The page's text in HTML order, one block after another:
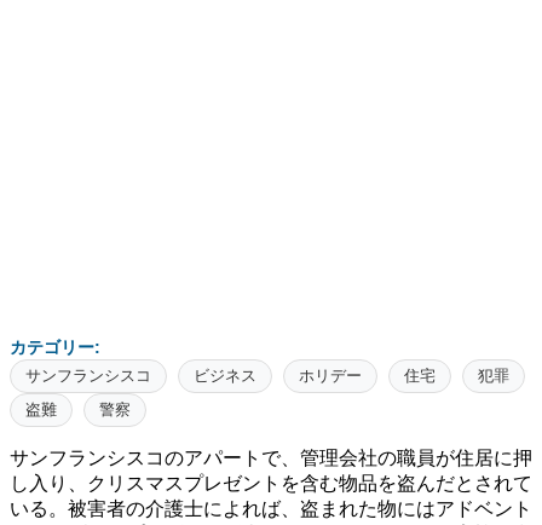
カテゴリー:
サンフランシスコ ビジネス ホリデー 住宅
犯罪
盗難
警察
サンフランシスコのアパートで、管理会社の職員が住居に押
し入り、クリスマスプレゼントを含む物品を盗んだとされて
いる。被害者の介護士によれば、盗まれた物にはアドベント